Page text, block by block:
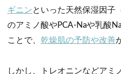
ギニン といった天然保湿因子
のアミノ酸やPCA-Naや乳酸
ことで、 乾燥肌の予防や改善
しかし、トレオニンなどアミ